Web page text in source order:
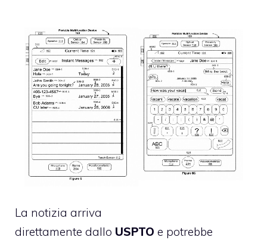
La notizia arriva
direttamente dallo USPTO e potrebbe